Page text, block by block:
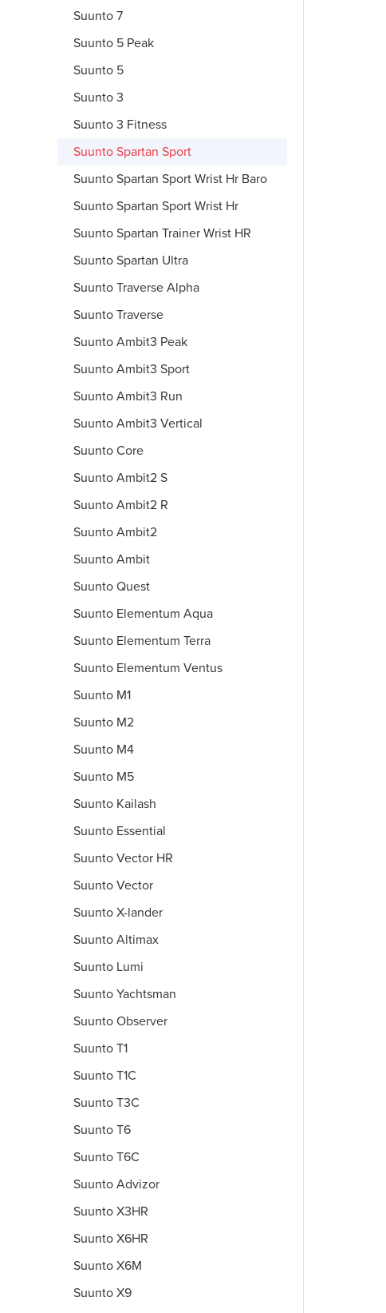
Suunto 7
Suunto 5 Peak
Suunto 5
Suunto 3
Suunto 3 Fitness
Suunto Spartan Sport
Suunto Spartan Sport Wrist Hr Baro
Suunto Spartan Sport Wrist Hr
Suunto Spartan Trainer Wrist HR
Suunto Spartan Ultra
Suunto Traverse Alpha
Suunto Traverse
Suunto Ambit3 Peak
Suunto Ambit3 Sport
Suunto Ambit3 Run
Suunto Ambit3 Vertical
Suunto Core
Suunto Ambit2 S
Suunto Ambit2 R
Suunto Ambit2
Suunto Ambit
Suunto Quest
Suunto Elementum Aqua
Suunto Elementum Terra
Suunto Elementum Ventus
Suunto M1
Suunto M2
Suunto M4
Suunto M5
Suunto Kailash
Suunto Essential
Suunto Vector HR
Suunto Vector
Suunto X-lander
Suunto Altimax
Suunto Lumi
Suunto Yachtsman
Suunto Observer
Suunto T1
Suunto T1C
Suunto T3C
Suunto T6
Suunto T6C
Suunto Advizor
Suunto X3HR
Suunto X6HR
Suunto X6M
Suunto X9